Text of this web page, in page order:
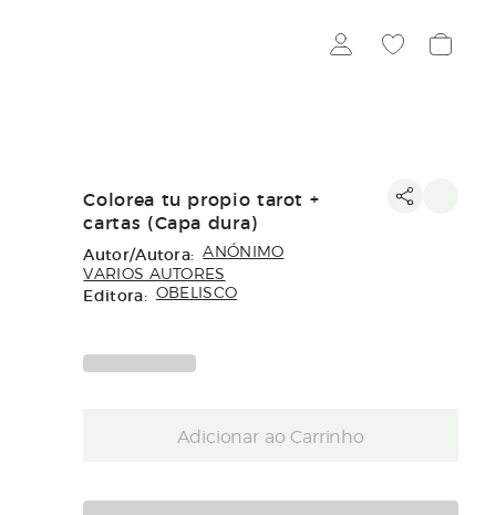
Colorea tu propio tarot +
cartas (Capa dura)
Autor/Autora: ANÓNIMO
VARIOS AUTORES
Editora: OBELISCO
Adicionar ao Carrinho